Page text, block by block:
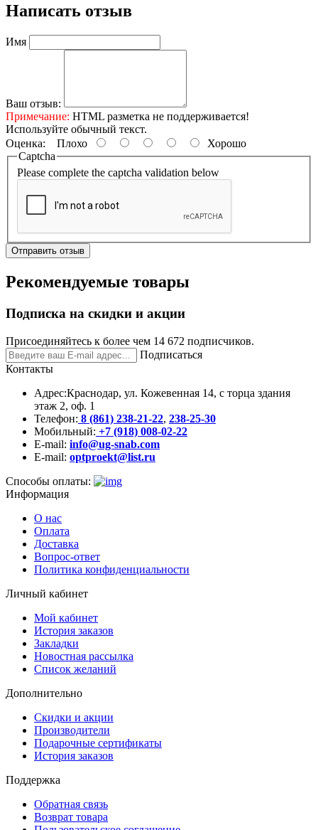
Написать отзыв
Имя
Ваш отзыв:
Примечание: HTML разметка не поддерживается!
Используйте обычный текст.
Оценка: Плохо
Хорошо
Captcha
Please complete the captcha validation below
Отправить отзыв
Рекомендуемые товары
Подписка на скидки и акции
Присоединяйтесь к более чем 14 672 подписчиков.
Подписаться
Контакты
Адрес:Краснодар, ул. Кожевенная 14, с торца здания
этаж 2, оф. 1
Телефон: 8 (861) 238-21-22, 238-25-30
Мобильный: +7 (918) 008-02-22
E-mail: info@ug-snab.com
E-mail: optproekt@list.ru
Способы оплаты:
Информация
О нас
Оплата
Доставка
Вопрос-ответ
Политика конфиденциальности
Личный кабинет
Мой кабинет
История заказов
Закладки
Новостная рассылка
Список желаний
Дополнительно
Скидки и акции
Производители
Подарочные сертификаты
История заказов
Поддержка
Обратная связь
Возврат товара